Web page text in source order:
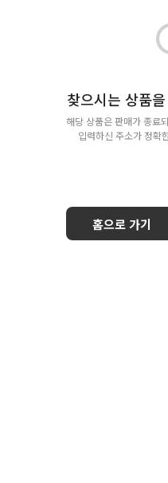
찾으시는 상품
해당 상품은 판매가 종료
입력하신 주소가 정확
홈으로 가기